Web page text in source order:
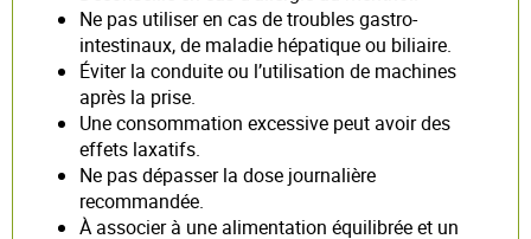
Ne pas utiliser en cas de troubles gastro-
intestinaux, de maladie hépatique ou biliaire.
Éviter la conduite ou l’utilisation de machines
après la prise.
Une consommation excessive peut avoir des
effets laxatifs.
Ne pas dépasser la dose journalière
recommandée.
À associer à une alimentation équilibrée et un